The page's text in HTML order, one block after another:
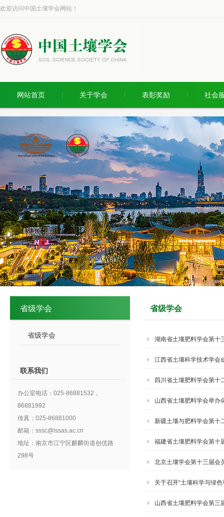
欢迎访问中国土壤学会网站！
网站首页 关于学会 表彰奖励 社会
省级学会
省级学会
联系我们
办公室电话：025-86881532，
86881992
传真：025-86881000
邮箱：sssc@issas.ac.cn
地址：南京市江宁区麒麟街道创优路
298号
省级学会
湖南省土壤肥料学会第十
江西省土壤科学技术学会
四川省土壤肥料学会第十
山西省土壤肥料学会举办
新疆土壤与肥料学会第十
福建省土壤肥料学会第十
北京土壤学会第十三届会
关于召开“土壤科学与绿
山西省土壤肥料学会第三